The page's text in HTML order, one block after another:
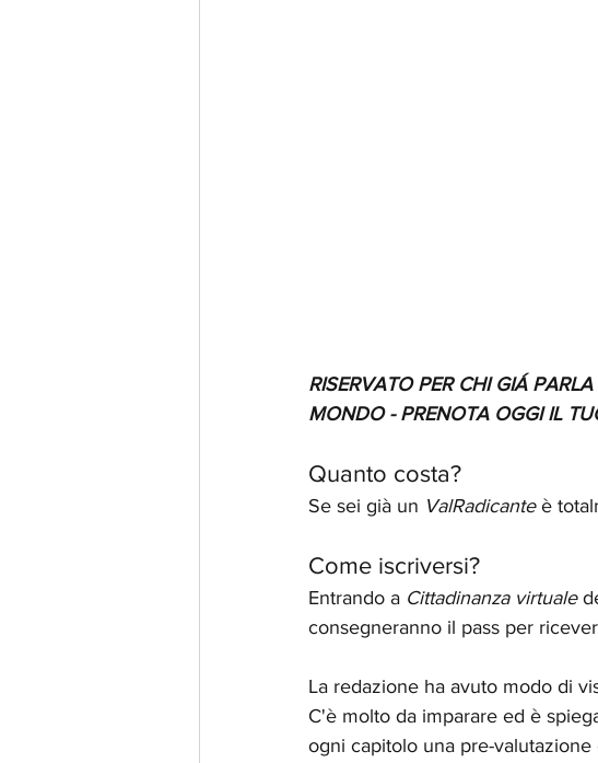
RISERVATO PER CHI GIÁ
MONDO - PRENOTA OGGI IL
Quanto costa?
Se sei già un ValRadicante è
Come iscriversi?
Entrando a Cittadinanza virtuale
consegneranno il pass per
La redazione ha avuto modo di
C'è molto da imparare ed è
ogni capitolo una pre-